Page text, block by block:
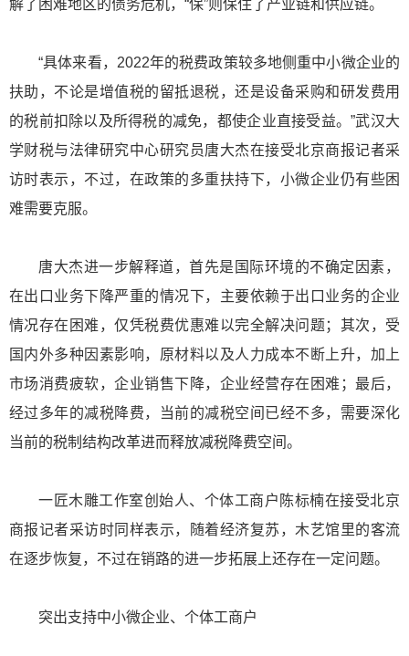
解了困难地区的债务危机，“保”则保住了产业链和供应链。
“具体来看，2022年的税费政策较多地侧重中小微企业的
扶助，不论是增值税的留抵退税，还是设备采购和研发费用
的税前扣除以及所得税的减免，都使企业直接受益。”武汉大
学财税与法律研究中心研究员唐大杰在接受北京商报记者采
访时表示，不过，在政策的多重扶持下，小微企业仍有些困
难需要克服。
唐大杰进一步解释道，首先是国际环境的不确定因素，
在出口业务下降严重的情况下，主要依赖于出口业务的企业
情况存在困难，仅凭税费优惠难以完全解决问题；其次，受
国内外多种因素影响，原材料以及人力成本不断上升，加上
市场消费疲软，企业销售下降，企业经营存在困难；最后，
经过多年的减税降费，当前的减税空间已经不多，需要深化
当前的税制结构改革进而释放减税降费空间。
一匠木雕工作室创始人、个体工商户陈标楠在接受北京
商报记者采访时同样表示，随着经济复苏，木艺馆里的客流
在逐步恢复，不过在销路的进一步拓展上还存在一定问题。
突出支持中小微企业、个体工商户